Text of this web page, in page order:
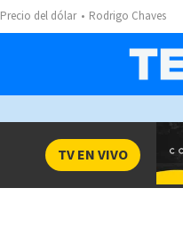
Precio del dólar Rodrigo Chaves
TV EN VIVO